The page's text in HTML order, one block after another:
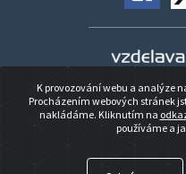
© 2026 ČESKÁ
K provozování webu a analýze
Procházením webových stránek
nakládáme. Kliknutím na
používáme a